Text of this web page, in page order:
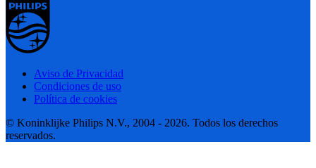
Aviso de Privacidad
Condiciones de uso
Política de cookies
© Koninklijke Philips N.V., 2004 - 2026. Todos los derechos
reservados.